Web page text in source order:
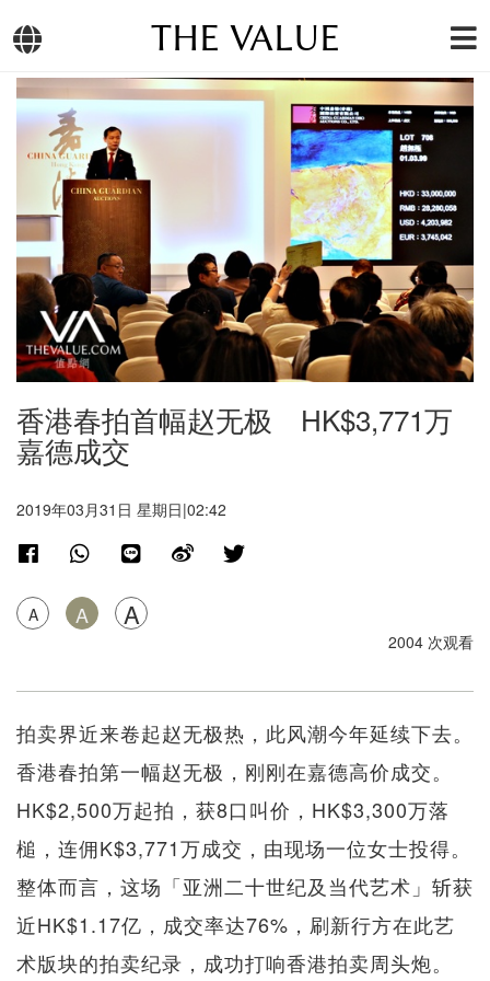
THE VALUE
香港春拍首幅赵无极 HK$3,771万
嘉德成交
2019年03月31日 星期日|02:42
A A A
2004 次观看
拍卖界近来卷起赵无极热，此风潮今年延续下去。
香港春拍第一幅赵无极，刚刚在嘉德高价成交。
HK$2,500万起拍，获8口叫价，HK$3,300万落
槌，连佣K$3,771万成交，由现场一位女士投得。
整体而言，这场「亚洲二十世纪及当代艺术」斩获
近HK$1.17亿，成交率达76%，刷新行方在此艺
术版块的拍卖纪录，成功打响香港拍卖周头炮。